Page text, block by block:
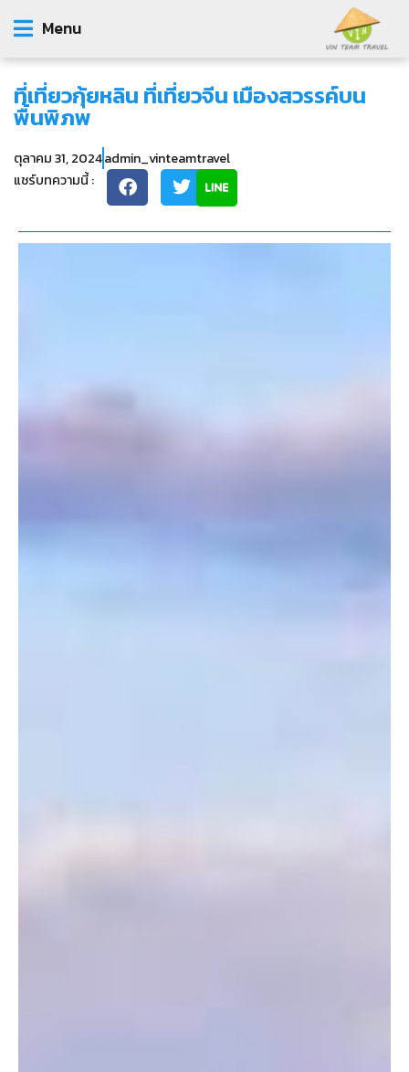
Menu
ที่เที่ยวกุ้ยหลิน ที่เที่ยวจีน เมืองสวรรค์บน
พื้นพิภพ
ตุลาคม 31, 2024admin_vinteamtravel
แชร์บทความนี้ :